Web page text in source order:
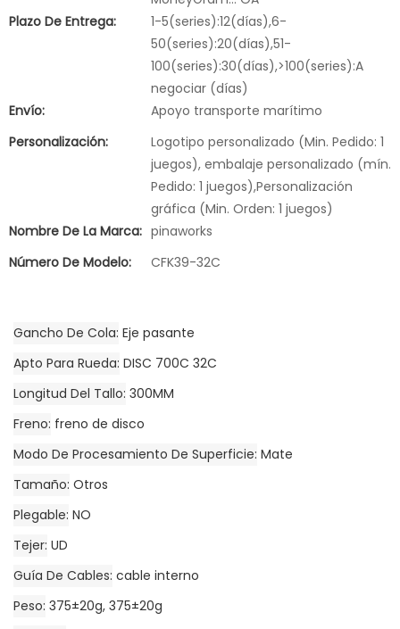
Plazo De Entrega:
1-5(series):12(días),6-
50(series):20(días),51-
100(series):30(días),>100(series):A
negociar (días)
Envío:
Apoyo transporte marítimo
Personalización:
Logotipo personalizado (Min. Pedido: 1
juegos), embalaje personalizado (mín.
Pedido: 1 juegos),Personalización
gráfica (Min. Orden: 1 juegos)
Nombre De La Marca: pinaworks
Número De Modelo:
CFK39-32C
Gancho De Cola Eje pasante
Apto Para Rueda DISC 700C 32C
Longitud Del Tallo 300MM
Freno freno de disco
Modo De Procesamiento De Superficie Mate
Tamaño Otros
Plegable NO
Tejer UD
Guía De Cables cable interno
Peso 375±20g, 375±20g